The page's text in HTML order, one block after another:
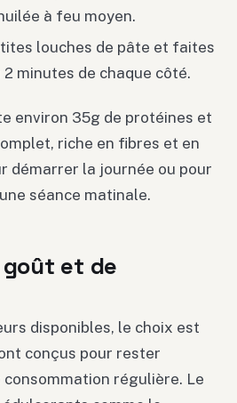
à feu moyen.
louches de pâte et faites
minutes de chaque côté.
environ 35g de protéines et
riche en fibres et en
démarrer la journée ou pour
séance matinale.
et de
disponibles, le choix est
conçus pour rester
consommation régulière. Le